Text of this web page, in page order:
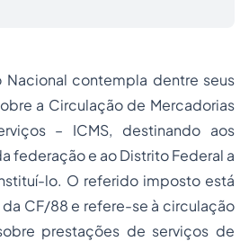
Nacional contempla dentre seus
a Circulação de Mercadorias
– ICMS, destinando aos
federação e ao Distrito Federal a
lo. O referido imposto está
da CF/88 e refere-se à circulação
prestações de serviços de